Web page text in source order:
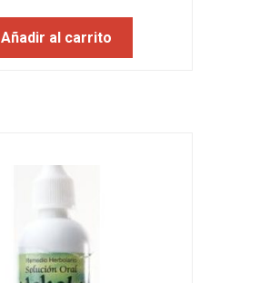
Añadir al carrito